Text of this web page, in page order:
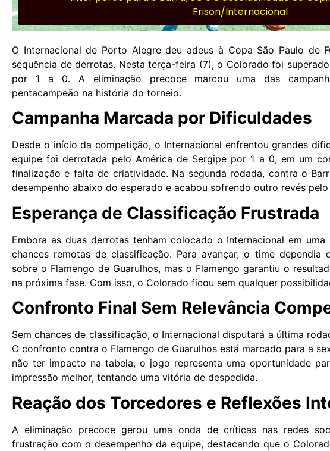
Frison/Internacional
O Internacional de Porto Alegre deu adeus à Copa São Paulo de
sequência de derrotas. Nesta terça-feira (7), o Colorado foi
por 1 a 0. A eliminação precoce marcou uma das
pentacampeão na história do torneio.
Campanha Marcada por Dificuldades
Desde o início da competição, o Internacional enfrentou grandes
equipe foi derrotada pelo América de Sergipe por 1 a 0, em um
finalização e falta de criatividade. Na segunda rodada, contra o
desempenho abaixo do esperado e acabou sofrendo outro revés pelo
Esperança de Classificação Frustrada
Embora as duas derrotas tenham colocado o Internacional em
chances remotas de classificação. Para avançar, o time dependia
sobre o Flamengo de Guarulhos, mas o Flamengo garantiu o
na próxima fase. Com isso, o Colorado ficou sem qualquer
Confronto Final Sem Relevância
Sem chances de classificação, o Internacional disputará a última
O confronto contra o Flamengo de Guarulhos está marcado para a
não ter impacto na tabela, o jogo representa uma oportunidade
impressão melhor, tentando uma vitória de despedida.
Reação dos Torcedores e Reflexões
A eliminação precoce gerou uma onda de críticas nas redes
frustração com o desempenho da equipe, destacando que o